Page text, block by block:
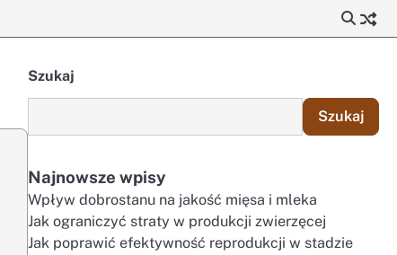
Szukaj
Szukaj
Najnowsze wpisy
Wpływ dobrostanu na jakość mięsa i mleka
Jak ograniczyć straty w produkcji zwierzęcej
Jak poprawić efektywność reprodukcji w stadzie